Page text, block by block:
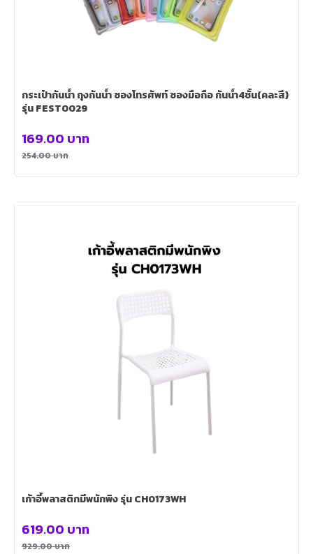
กระเป๋ากันน้ำ ถุงกันน้ำ ซองโทรศัพท์ ซองมือถือ กันน้ำ4ชั้น(คละสี)
รุ่น FEST0029
254.00บาท
169.00 บาท
เก้าอี้พลาสติกมีพนักพิง รุ่น CH0173WH
929.00บาท
619.00 บาท